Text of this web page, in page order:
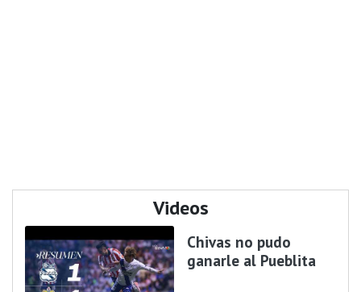
Videos
Chivas no pudo
ganarle al Pueblita